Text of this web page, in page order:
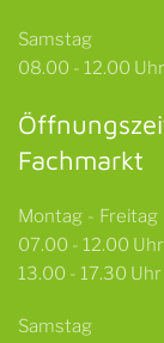
Samstag
08.00 - 12.00 Uhr
Fachmarkt
Montag - Freitag
07.00 - 12.00 Uhr
13.00 - 17.30 Uhr
Samstag